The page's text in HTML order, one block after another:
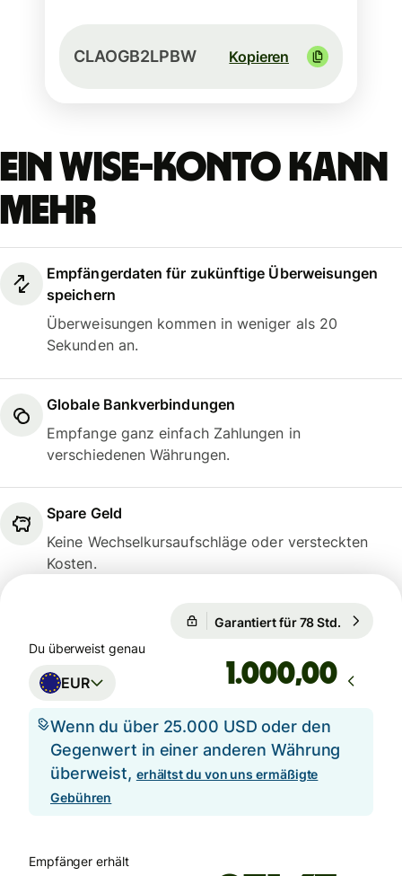
CLAOGB2LPBW Kopieren
Ein Wise-Konto kann
mehr
Empfängerdaten für zukünftige Überweisungen
speichern
Überweisungen kommen in weniger als 20
Sekunden an.
Globale Bankverbindungen
Empfange ganz einfach Zahlungen in
verschiedenen Währungen.
Spare Geld
Keine Wechselkursaufschläge oder versteckten
Kosten.
Garantiert für 78 Std.
Du überweist genau
EUR ,00
Wenn du über 25.000 USD oder den
Gegenwert in einer anderen Währung
überweist, erhältst du von uns ermäßigte
Gebühren
Empfänger erhält